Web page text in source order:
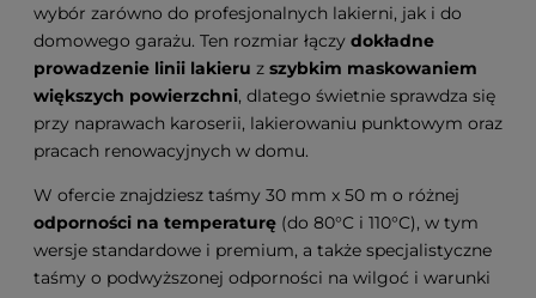
wybór zarówno do profesjonalnych lakierni, jak i do
domowego garażu. Ten rozmiar łączy dokładne
prowadzenie linii lakieru z szybkim maskowaniem
większych powierzchni, dlatego świetnie sprawdza się
przy naprawach karoserii, lakierowaniu punktowym oraz
pracach renowacyjnych w domu.
W ofercie znajdziesz taśmy 30 mm x 50 m o różnej
odporności na temperaturę (do 80°C i 110°C), w tym
wersje standardowe i premium, a także specjalistyczne
taśmy o podwyższonej odporności na wilgoć i warunki